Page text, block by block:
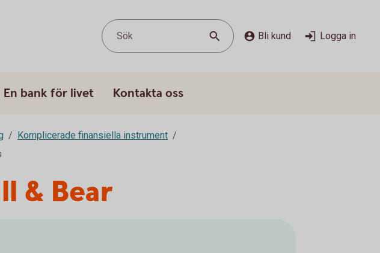
Sök Bli kund Logga in
En bank för livet Kontakta oss
Komplicerade finansiella instrument
& Bear